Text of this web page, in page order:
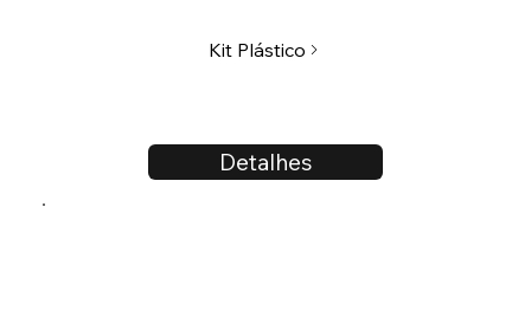
Detalhes
Kit Plástico